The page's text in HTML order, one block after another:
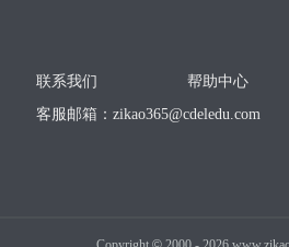
联系我们
帮助中心
客服邮箱： zikao365@cdeledu.com